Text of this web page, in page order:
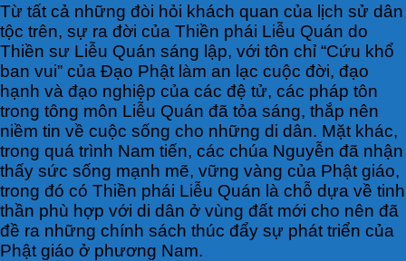
Từ tất cả những đòi hỏi khách quan của lịch sử dân
tộc trên, sự ra đời của Thiền phái Liễu Quán do
Thiền sư Liễu Quán sáng lập, với tôn chỉ “Cứu khổ
ban vui” của Đạo Phật làm an lạc cuộc đời, đạo
hạnh và đạo nghiệp của các đệ tử, các pháp tôn
trong tông môn Liễu Quán đã tỏa sáng, thắp nên
niềm tin về cuộc sống cho những di dân. Mặt khác,
trong quá trình Nam tiến, các chúa Nguyễn đã nhận
thấy sức sống mạnh mẽ, vững vàng của Phật giáo,
trong đó có Thiền phái Liễu Quán là chỗ dựa về tinh
thần phù hợp với di dân ở vùng đất mới cho nên đã
đề ra những chính sách thúc đẩy sự phát triển của
Phật giáo ở phương Nam.